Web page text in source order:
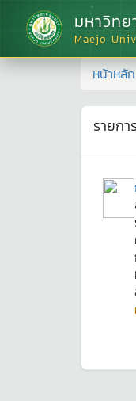
มหาวิทย
Maejo
หน้าหลัก
รายก